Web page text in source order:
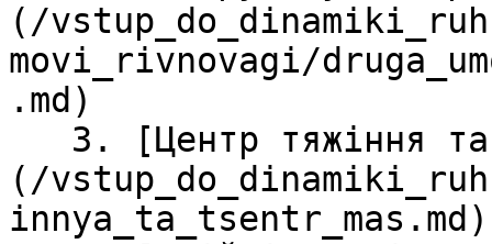
(/
movi_rivnovagi/
.md)
(/
innya_ta_tsentr_mas.md)